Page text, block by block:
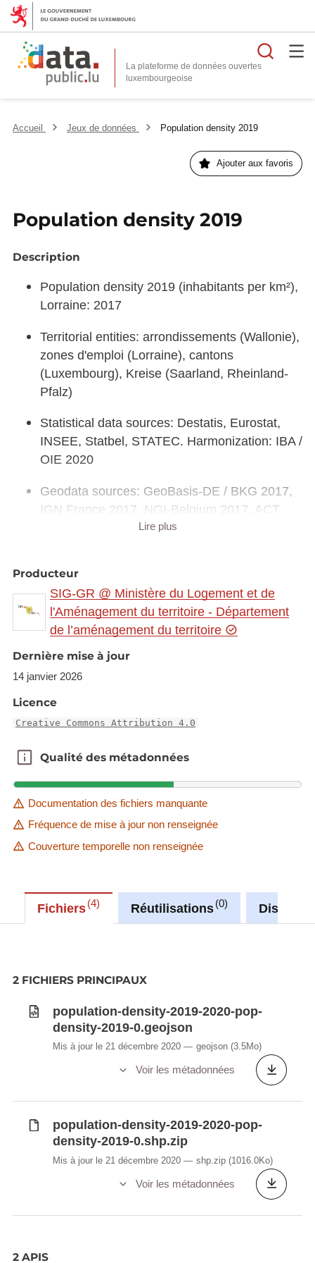
La plateforme de données ouvertes
Accueil Jeux de données Population density 2019
Ajouter aux favoris
Population density 2019
Description
Population density 2019 (inhabitants per km²),
Lorraine: 2017
Territorial entities: arrondissements (Wallonie),
zones d'emploi (Lorraine), cantons
(Luxembourg), Kreise (Saarland, Rheinland-
Pfalz)
Statistical data sources: Destatis, Eurostat,
INSEE, Statbel, STATEC. Harmonization: IBA /
OIE 2020
Geodata sources: GeoBasis-DE / BKG 2017,
IGN France 2017, NGI-Belgium 2017, ACT
Luxembourg 2017. Harmonization: SIG-GR /
Lire plus
Producteur
SIG-GR @ Ministère du Logement et de
l'Aménagement du territoire - Département
de l’aménagement du territoire
Dernière mise à jour
14 janvier 2026
Licence
Creative Commons Attribution 4.0
Qualité des métadonnées
Qualité des métadonnées
Documentation des fichiers manquante
Fréquence de mise à jour non renseignée
Couverture temporelle non renseignée
Fichiers 4 Réutilisations 0
2 FICHIERS PRINCIPAUX
population-density-2019-2020-pop-
density-2019-0.geojson
Mis à jour le 21 décembre 2020 geojson (3.5Mo)
Voir les métadonnées
population-density-2019-2020-pop-
density-2019-0.shp.zip
Mis à jour le 21 décembre 2020 shp.zip (1016.0Ko)
Voir les métadonnées
2 APIS